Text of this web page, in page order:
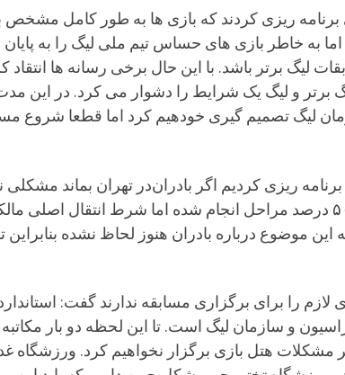
ریزی کردند که بازی ها به طور کامل مشخص
به خاطر بازی های حساس تیم ملی لیگ را به
شروع مسابقات لیگ برتر باشد. با این حال برخی رسانه ها
لیگ تصمیم گیری خودهیم کرد اما قطعا شروع
ریزی کردیم اگر بادران‌در تهران بماند
موضوع درباره بادران هنوز لحاظ نشده
لازم را برای برگزاری مسابقه ندارند گفت:
و سازمان لیگ است. تا این لحظه دو بار
هتل بازی برگزار نخواهیم کرد. ورزشگاه